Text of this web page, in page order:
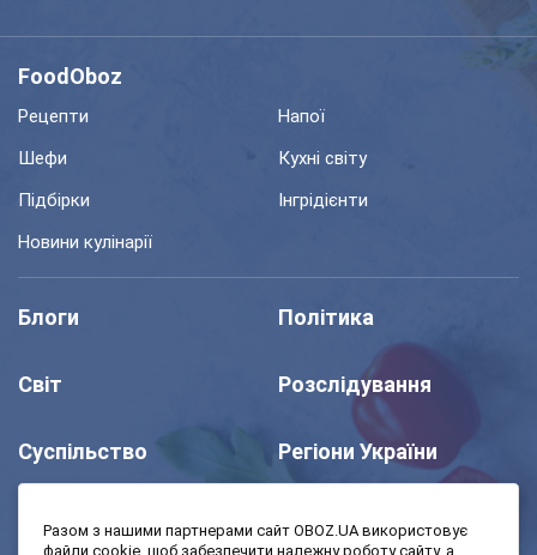
FoodOboz
Рецепти
Напої
Шефи
Кухні світу
Підбірки
Інгрідієнти
Новини кулінарії
Блоги Політика
Світ Розслідування
Суспільство Регіони України
Разом з нашими партнерами сайт OBOZ.UA використовує
файли cookie, щоб забезпечити належну роботу сайту, а